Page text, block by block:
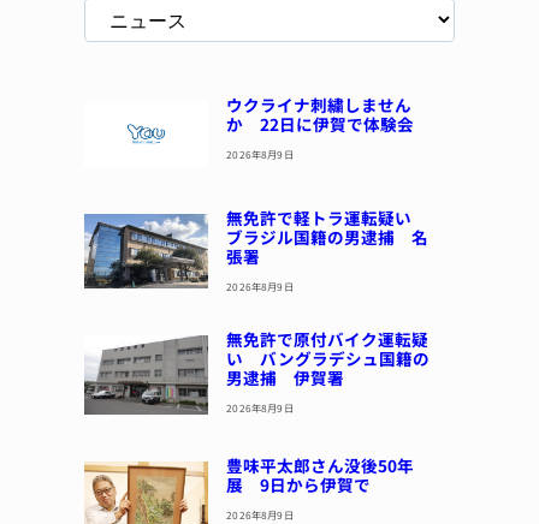
ウクライナ刺繍しません
か 22日に伊賀で体験会
2026年8月9日
無免許で軽トラ運転疑い
ブラジル国籍の男逮捕 名
張署
2026年8月9日
無免許で原付バイク運転疑
い バングラデシュ国籍の
男逮捕 伊賀署
2026年8月9日
豊味平太郎さん没後50年
展 9日から伊賀で
2026年8月9日